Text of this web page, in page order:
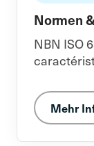
Normen
NBN ISO
Mehr